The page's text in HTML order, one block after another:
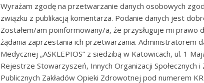
Wyrażam zgodę na przetwarzanie danych osobowych
związku z publikacją komentarza. Podanie danych jest
Zostałem/am poinformowany/a, że przysługuje mi prawo
żądania zaprzestania ich przetwarzania. Administratorem
Medycznej „ASKLEPIOS” z siedzibą w Katowicach, ul. 1
Rejestrze Stowarzyszeń, Innych Organizacji Społecznych
Publicznych Zakładów Opieki Zdrowotnej pod numerem